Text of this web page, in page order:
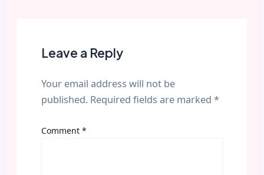
Leave a Reply
Your email address will not be
published. Required fields are marked *
Comment *